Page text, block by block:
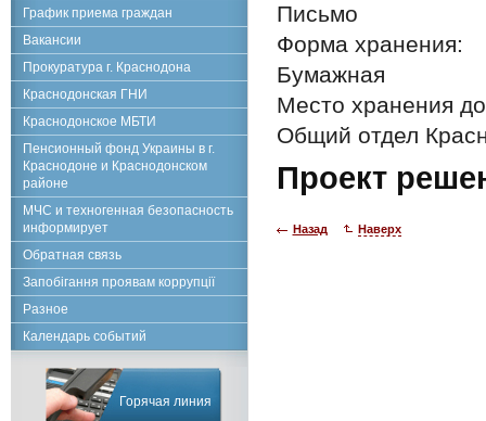
Письмо
Форма хранения:
Бумажная
Место хранения
Общий отдел
Проект
Назад Наверх
График приема граждан
Вакансии
Прокуратура г. Краснодона
Краснодонская ГНИ
Краснодонское МБТИ
Пенсионный фонд Украины в г.
Краснодоне и Краснодонском
районе
МЧС и техногенная безопасность
информирует
Обратная связь
Запобігання проявам коррупції
Разное
Календарь событий
Горячая линия